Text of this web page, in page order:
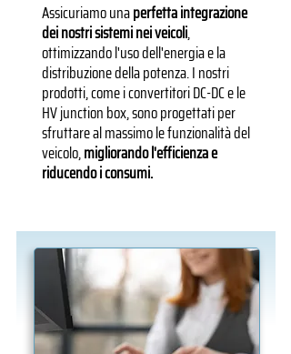
Assicuriamo unaperfetta integrazione
dei nostri sistemi nei veicoli,
ottimizzando l'uso dell'energia e la
distribuzione della potenza. I nostri
prodotti, come i convertitori DC-DC e le
HV junction box, sono progettati per
sfruttare al massimo le funzionalità del
veicolo,migliorando l'efficienza e
riducendo i consumi.